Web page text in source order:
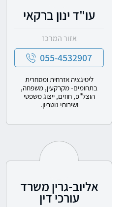
עו"ד ינון ברקאי
אזור המרכז
055-4532907
ליטיגציה אזרחית ומסחרית
בתחומים- מקרקעין, משפחה,
הוצל"פ, חוזים, ייצוג משפטי
ושירותי נוטריון.
אליוב-גרין משרד
עורכי דין